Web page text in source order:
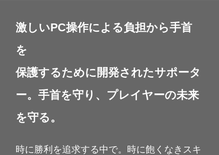
激しいPC操作による負担から手首
を
保護するために開発されたサポータ
ー。手首を守り、プレイヤーの未来
を守る。
時に勝利を追求する中で。時に飽くなきスキ